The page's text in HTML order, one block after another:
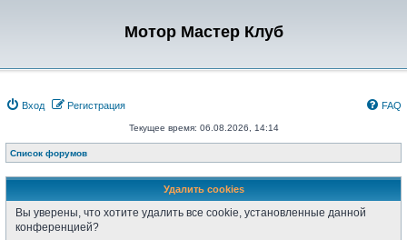
Мотор Мастер Клуб
Вход Регистрация FAQ
Текущее время: 06.08.2026, 14:14
Список форумов
Удалить cookies
Вы уверены, что хотите удалить все cookie, установленные данной
конференцией?